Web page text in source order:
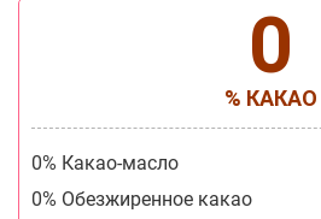
0
% КАКАО
0% Какао-масло
0% Обезжиренное какао